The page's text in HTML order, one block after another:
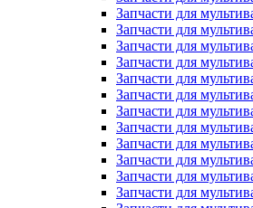
Запчасти для
Запчасти для
Запчасти для
Запчасти для
Запчасти для
Запчасти для
Запчасти для
Запчасти для
Запчасти для
Запчасти для
Запчасти для
Запчасти для